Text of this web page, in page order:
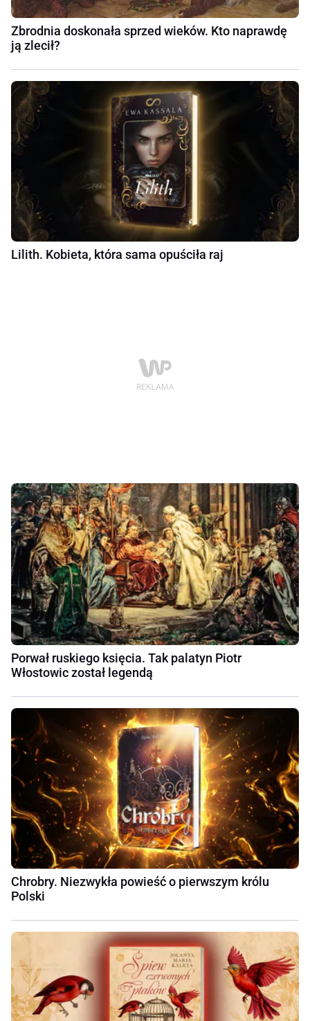
Zbrodnia doskonała sprzed wieków. Kto naprawdę
ją zlecił?
Lilith. Kobieta, która sama opuściła raj
Porwał ruskiego księcia. Tak palatyn Piotr
Włostowic został legendą
Chrobry. Niezwykła powieść o pierwszym królu
Polski